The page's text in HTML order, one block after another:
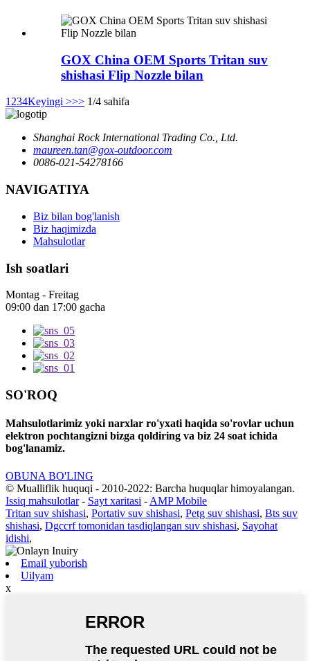
GOX China OEM Sports Tritan suv
shishasi Flip Nozzle bilan
1234Keyingi >>> 1/4 sahifa
Shanghai Rock International Trading Co., Ltd.
maureen.tan@gox-outdoor.com
0086-021-54278166
NAVIGATIYA
Biz bilan bog'lanish
Biz haqimizda
Mahsulotlar
Ish soatlari
Montag - Freitag
09:00 dan 17:00 gacha
SO'ROQ
Mahsulotlarimiz yoki narxlar ro'yxati haqida so'rovlar uchun
elektron pochtangizni bizga qoldiring va biz 24 soat ichida
bog'lanamiz.
OBUNA BO'LING
© Mualliflik huquqi - 2010-2022: Barcha huquqlar himoyalangan.
Issiq mahsulotlar- Sayt xaritasi - AMP Mobile
Tritan suv shishasi, Portativ suv shishasi, Petg suv shishasi, Bts suv
shishasi, Dgccrf tomonidan tasdiqlangan suv shishasi, Sayohat
idishi,
Email yuborish
Uilyam
x